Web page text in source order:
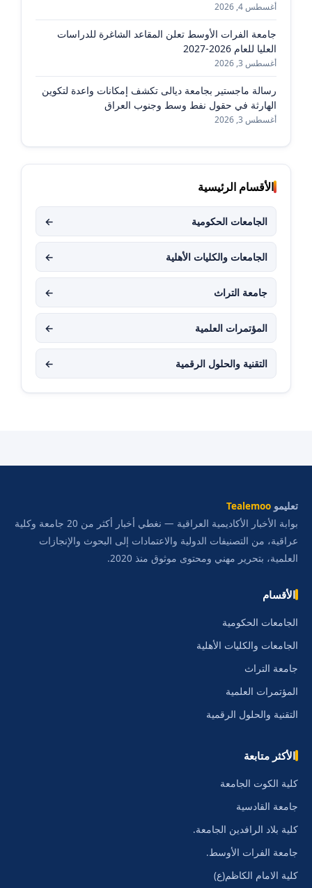
أغسطس 4, 2026
جامعة الفرات الأوسط تعلن المقاعد الشاغرة للدراسات
العليا للعام 2026-2027
أغسطس 3, 2026
رسالة ماجستير بجامعة ديالى تكشف إمكانات واعدة لتكوين
الهارثة في حقول نفط وسط وجنوب العراق
أغسطس 3, 2026
الأقسام الرئيسية
الجامعات الحكومية ←
الجامعات والكليات الأهلية ←
جامعة التراث ←
المؤتمرات العلمية ←
التقنية والحلول الرقمية ←
تعليمو Tealemoo
بوابة الأخبار الأكاديمية العراقية — نغطي أخبار أكثر من 20 جامعة وكلية
عراقية، من التصنيفات الدولية والاعتمادات إلى البحوث والإنجازات
العلمية، بتحرير مهني ومحتوى موثوق منذ 2020.
الأقسام
الجامعات الحكومية
الجامعات والكليات الأهلية
جامعة التراث
المؤتمرات العلمية
التقنية والحلول الرقمية
الأكثر متابعة
كلية الكوت الجامعة
جامعة القادسية
كلية بلاد الرافدين الجامعة.
جامعة الفرات الأوسط.
كلية الامام الكاظم(ع)